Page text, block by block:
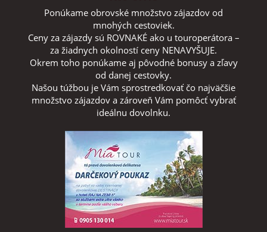
Ponúkame obrovské množstvo zájazdov od
mnohých cestoviek.
Ceny za zájazdy sú ROVNAKÉ ako u touroperátora –
za žiadnych okolností ceny NENAVYŠUJE.
Okrem toho ponúkame aj pôvodné bonusy a zľavy
od danej cestovky.
Našou túžbou je Vám sprostredkovať čo najväčšie
množstvo zájazdov a zároveň Vám pomôcť vybrať
ideálnu dovolnku.